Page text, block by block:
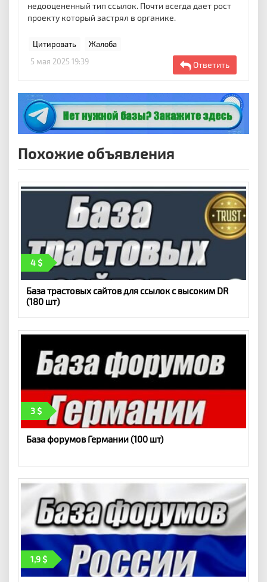
недооцененный тип ссылок. Почти всегда дает рост
проекту который застрял в органике.
Цитировать
Жалоба
5 мая 2025 19:39
Ответить
Похожие объявления
4
База трастовых сайтов для ссылок с высоким DR
(180 шт)
3
База форумов Германии (100 шт)
1,9